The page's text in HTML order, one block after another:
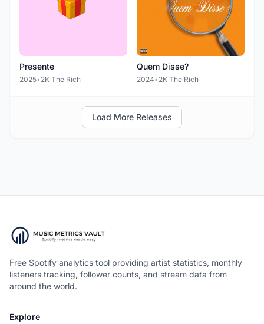
Presente
2025• 2K The Rich
Quem Disse?
2024• 2K The Rich
Load More Releases
Free Spotify analytics tool providing artist statistics, monthly
listeners tracking, follower counts, and stream data from
around the world.
Explore